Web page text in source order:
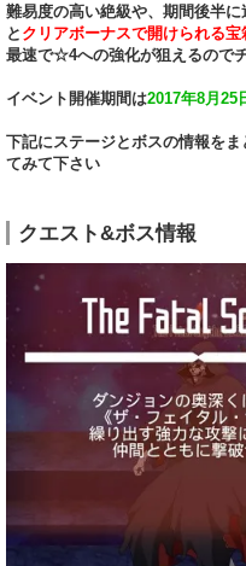
難易度の高い絶級や、期間後半
と クリアボーナスで開けられる
最速で☆4への強化が狙えるので
イベント開催期間は2017年8月25
下記にステージとボスの情報を
てみて下さい
クエスト&ボス情報